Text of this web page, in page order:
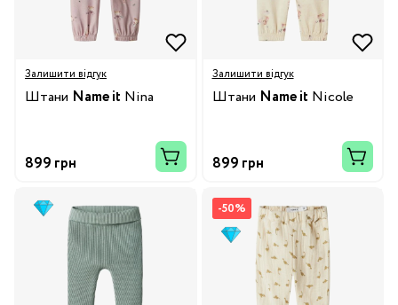
Залишити відгук
Штани Name it Nina
899 грн
Залишити відгук
Штани Name it Nicole
899 грн
-50%